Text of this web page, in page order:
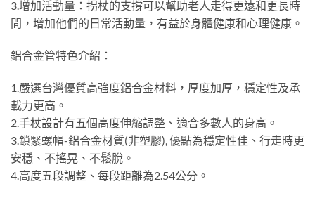
3.增加活動量：拐杖的支撐可以幫助老人走得更遠和更長時
間，增加他們的日常活動量，有益於身體健康和心理健康。
鋁合金管特色介紹：
1.嚴選台灣優質高強度鋁合金材料，厚度加厚，穩定性及承
載力更高。
2.手杖設計有五個高度伸縮調整、適合多數人的身高。
3.鎖緊螺帽-鋁合金材質(非塑膠), 優點為穩定性佳、行走時更
安穩、不搖晃、不鬆脫。
4.高度五段調整、每段距離為2.54公分。